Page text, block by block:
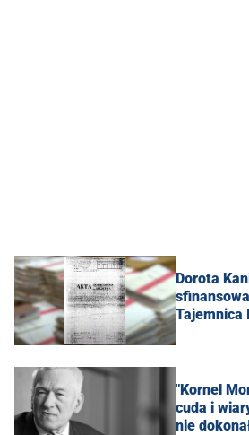
Dorota
Tajemnica
"Kornel
cuda i
nie